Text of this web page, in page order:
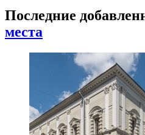
Последние
места